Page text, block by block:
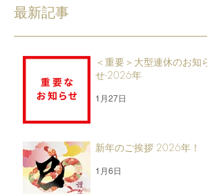
最新記事
＜重要＞大型連休のお知ら
せ-2026年
1月27日
新年のご挨拶 2026年！
1月6日